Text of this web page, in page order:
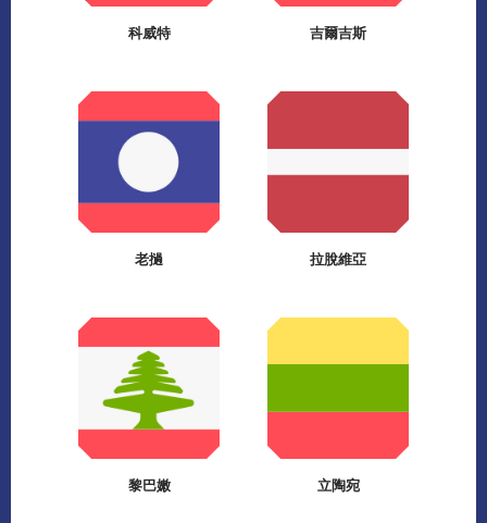
科威特 吉爾吉斯
老撾 拉脫維亞
黎巴嫩 立陶宛